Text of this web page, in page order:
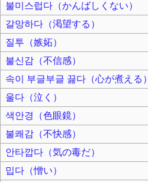
불미스럽다（かんばしくない）
갈망하다（渇望する）
질투（嫉妬）
불신감（不信感）
속이 부글부글 끓다（心が煮える）
울다（泣く）
색안경（色眼鏡）
불쾌감（不快感）
안타깝다（気の毒だ）
밉다（憎い）